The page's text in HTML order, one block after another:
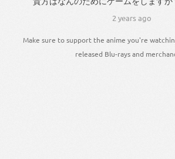
2 years ago
Make sure to support the anime you're
released Blu-rays and